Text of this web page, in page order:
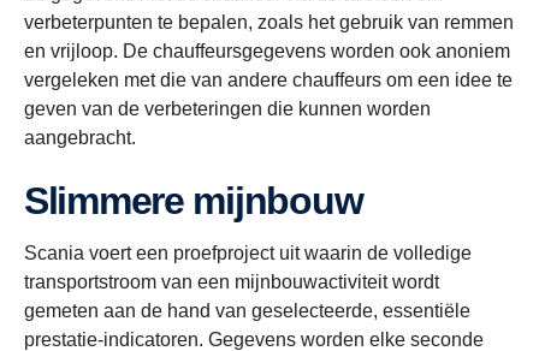
verbeterpunten te bepalen, zoals het gebruik van remmen
en vrijloop. De chauffeursgegevens worden ook anoniem
vergeleken met die van andere chauffeurs om een idee te
geven van de verbeteringen die kunnen worden
aangebracht.
Slimmere mijnbouw
Scania voert een proefproject uit waarin de volledige
transportstroom van een mijnbouwactiviteit wordt
gemeten aan de hand van geselecteerde, essentiële
prestatie-indicatoren. Gegevens worden elke seconde